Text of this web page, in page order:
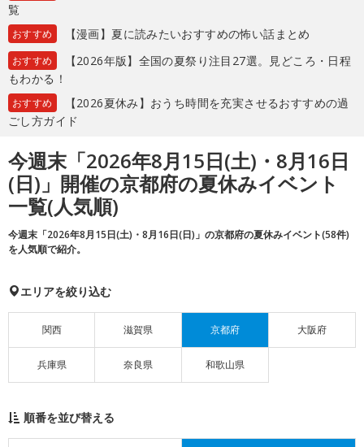
覧
おすすめ 【漫画】夏に読みたいおすすめの怖い話まとめ
おすすめ
【2026年版】全国の夏祭り注目27選。見どころ・日程
もわかる！
おすすめ
【2026夏休み】おうち時間を充実させるおすすめの過
ごし方ガイド
今週末「2026年8月15日(土)・8月16日
(日)」開催の京都府の夏休みイベント
一覧(人気順)
今週末「2026年8月15日(土)・8月16日(日)」の京都府の夏休みイベント(58件)
を人気順で紹介。
エリアを絞り込む
関西 滋賀県 京都府 大阪府
兵庫県 奈良県 和歌山県
順番を並び替える